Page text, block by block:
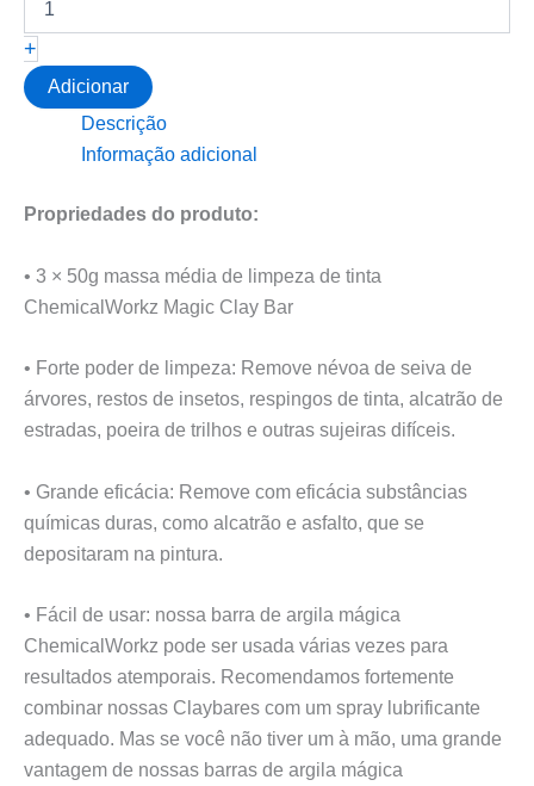
CHEMICALWORKZ
MAGIC
CLAY
BAR
3×50G
MEDIUM
+
Adicionar
Descrição
Informação adicional
Propriedades do produto:
• 3 × 50g massa média de limpeza de tinta
ChemicalWorkz Magic Clay Bar
• Forte poder de limpeza: Remove névoa de seiva de
árvores, restos de insetos, respingos de tinta, alcatrão de
estradas, poeira de trilhos e outras sujeiras difíceis.
• Grande eficácia: Remove com eficácia substâncias
químicas duras, como alcatrão e asfalto, que se
depositaram na pintura.
• Fácil de usar: nossa barra de argila mágica
ChemicalWorkz pode ser usada várias vezes para
resultados atemporais. Recomendamos fortemente
combinar nossas Claybares com um spray lubrificante
adequado. Mas se você não tiver um à mão, uma grande
vantagem de nossas barras de argila mágica